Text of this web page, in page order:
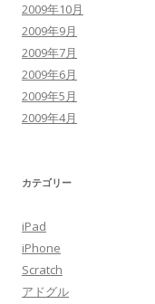
2009年10月
2009年9月
2009年7月
2009年6月
2009年5月
2009年4月
カテゴリー
iPad
iPhone
Scratch
アドグル